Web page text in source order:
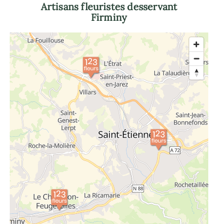
Artisans fleuristes desservant
Firminy